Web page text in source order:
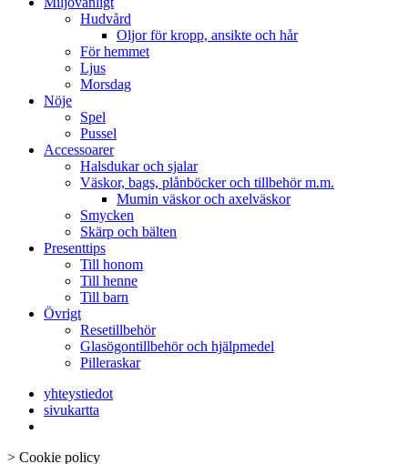
Hudvård
Oljor för kropp, ansikte och hår
För hemmet
Ljus
Morsdag
Nöje
Spel
Pussel
Accessoarer
Halsdukar och sjalar
Väskor, bags, plånböcker och tillbehör m.m.
Mumin väskor och axelväskor
Smycken
Skärp och bälten
Presenttips
Till honom
Till henne
Till barn
Övrigt
Resetillbehör
Glasögontillbehör och hjälpmedel
Pilleraskar
yhteystiedot
sivukartta
> Cookie policy